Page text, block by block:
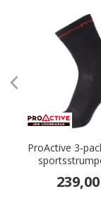
ProActive 3-